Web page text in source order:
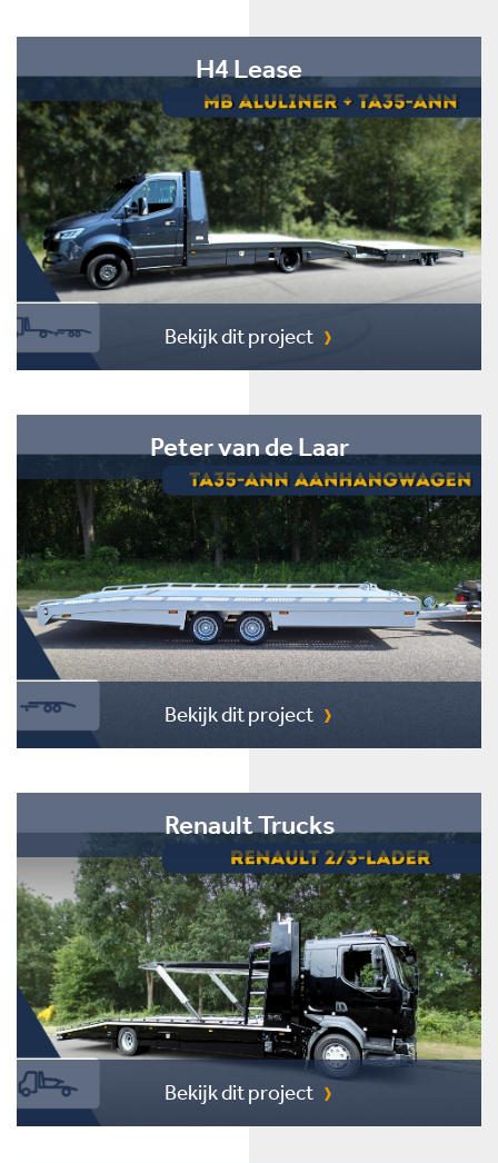
H4 Lease
Bekijk dit project
Peter van de Laar
Bekijk dit project
Renault Trucks
Bekijk dit project